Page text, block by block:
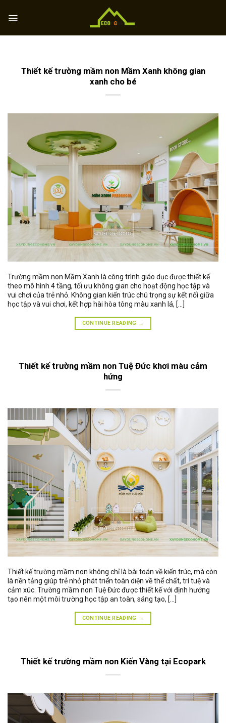
content
Thiết kế trường mầm non Mầm Xanh không gian
xanh cho bé
Trường mầm non Mầm Xanh là công trình giáo dục được thiết kế
theo mô hình 4 tầng, tối ưu không gian cho hoạt động học tập và
vui chơi của trẻ nhỏ. Không gian kiến trúc chú trọng sự kết nối giữa
học tập và vui chơi, kết hợp hài hòa tông màu xanh lá, […]
CONTINUE READING →
Thiết kế trường mầm non Tuệ Đức khơi màu cảm
hứng
Thiết kế trường mầm non không chỉ là bài toán về kiến trúc, mà còn
là nền tảng giúp trẻ nhỏ phát triển toàn diện về thể chất, trí tuệ và
cảm xúc. Trường mầm non Tuệ Đức được thiết kế với định hướng
tạo nên một môi trường học tập an toàn, sáng tạo, […]
CONTINUE READING →
Thiết kế trường mầm non Kiến Vàng tại Ecopark